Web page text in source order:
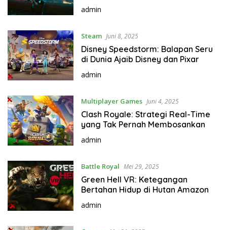
admin
Steam Juni 8, 2025
Disney Speedstorm: Balapan Seru
di Dunia Ajaib Disney dan Pixar
admin
Multiplayer Games Juni 4, 2025
Clash Royale: Strategi Real-Time
yang Tak Pernah Membosankan
admin
Battle Royal Mei 29, 2025
Green Hell VR: Ketegangan
Bertahan Hidup di Hutan Amazon
admin